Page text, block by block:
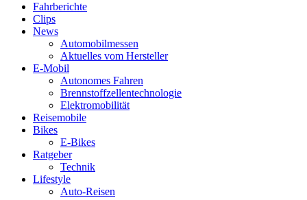
Fahrberichte
Clips
News
Automobilmessen
Aktuelles vom Hersteller
E-Mobil
Autonomes Fahren
Brennstoffzellentechnologie
Elektromobilität
Reisemobile
Bikes
E-Bikes
Ratgeber
Technik
Lifestyle
Auto-Reisen